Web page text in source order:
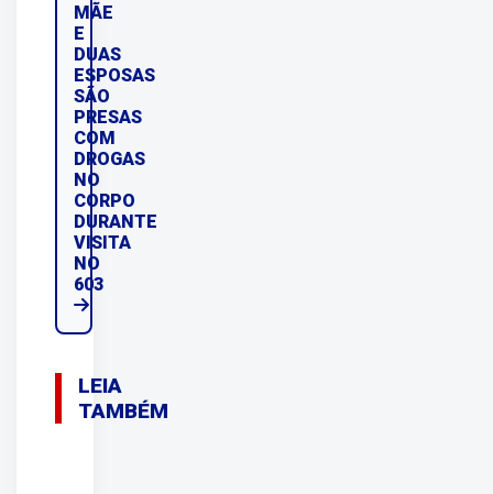
MÃE
E
DUAS
ESPOSAS
SÃO
PRESAS
COM
DROGAS
NO
CORPO
DURANTE
VISITA
NO
603
LEIA
TAMBÉM